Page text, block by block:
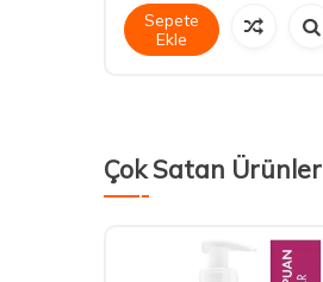
Sepete
Ekle
Çok Satan Ürünler